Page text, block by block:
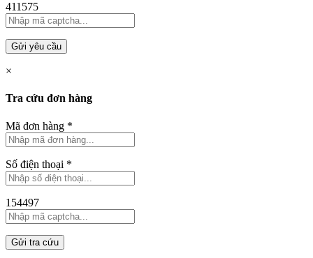
411575
Gửi yêu cầu
×
Tra cứu đơn hàng
Mã đơn hàng *
Số điện thoại *
154497
Gửi tra cứu